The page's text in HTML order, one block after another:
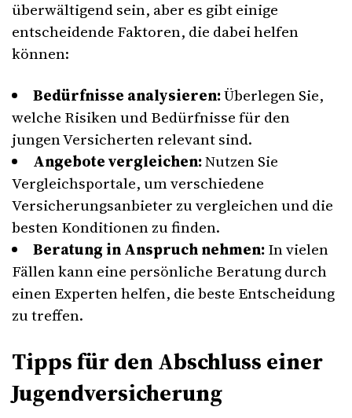
überwältigend sein, aber es gibt einige
entscheidende Faktoren, die dabei helfen
können:
Bedürfnisse analysieren:Überlegen Sie,
welche Risiken und Bedürfnisse für den
jungen Versicherten relevant sind.
Angebote vergleichen:Nutzen Sie
Vergleichsportale, um verschiedene
Versicherungsanbieter zu vergleichen und die
besten Konditionen zu finden.
Beratung in Anspruch nehmen:In vielen
Fällen kann eine persönliche Beratung durch
einen Experten helfen, die beste Entscheidung
zu treffen.
Tipps für den Abschluss einer
Jugendversicherung